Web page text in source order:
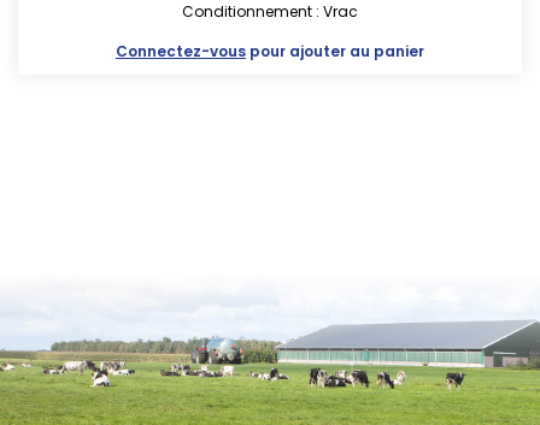
Conditionnement : Vrac
Connectez-vous pour ajouter au panier